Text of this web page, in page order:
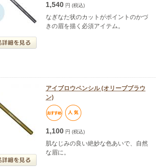
1,540 円 (税込)
なぎなた状のカットがポイントのかづ
きの眉を描く必須アイテム。
アイブロウペンシル (オリーブブラウ
ン)
1,100 円 (税込)
肌なじみの良い絶妙な色あいで、自然
な眉に。